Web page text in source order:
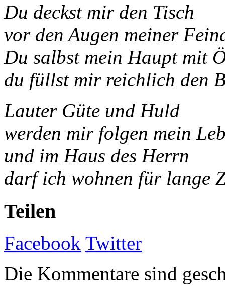
Du deckst mir den Tisch
vor den Augen meiner
Du salbst mein Haupt mit
du füllst mir reichlich den
Lauter Güte und Huld
werden mir folgen mein
und im Haus des Herrn
darf ich wohnen für lange
Teilen
Facebook Twitter
Die Kommentare sind